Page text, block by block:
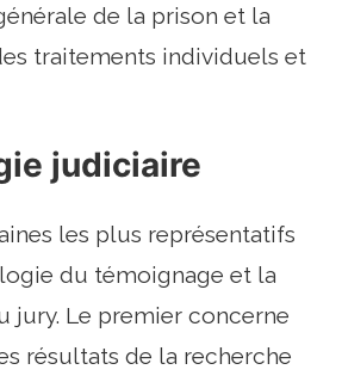
de la prison et la
traitements individuels et
judiciaire
les plus représentatifs
du témoignage et la
jury. Le premier concerne
résultats de la recherche